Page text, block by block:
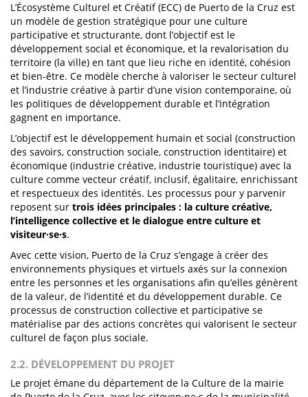
L’Écosystème Culturel et Créatif (ECC) de Puerto de la Cruz est
un modèle de gestion stratégique pour une culture
participative et structurante, dont l’objectif est le
développement social et économique, et la revalorisation du
territoire (la ville) en tant que lieu riche en identité, cohésion
et bien-être. Ce modèle cherche à valoriser le secteur culturel
et l’industrie créative à partir d’une vision contemporaine, où
les politiques de développement durable et l’intégration
gagnent en importance.
L’objectif est le développement humain et social (construction
des savoirs, construction sociale, construction identitaire) et
économique (industrie créative, industrie touristique) avec la
culture comme vecteur créatif, inclusif, égalitaire, enrichissant
et respectueux des identités. Les processus pour y parvenir
reposent sur trois idées principales : la culture créative,
l’intelligence collective et le dialogue entre culture et
visiteur·se·s.
Avec cette vision, Puerto de la Cruz s’engage à créer des
environnements physiques et virtuels axés sur la connexion
entre les personnes et les organisations afin qu’elles génèrent
de la valeur, de l’identité et du développement durable. Ce
processus de construction collective et participative se
matérialise par des actions concrètes qui valorisent le secteur
culturel de façon plus sociale.
2.2. DÉVELOPPEMENT DU PROJET
Le projet émane du département de la Culture de la mairie